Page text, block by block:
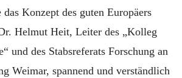
Konzept des guten Europäers
Helmut Heit, Leiter des „Kolleg
und des Stabsreferats Forschung an
Weimar, spannend und verständlich